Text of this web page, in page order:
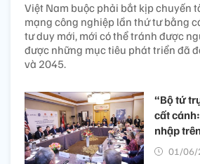
Việt Nam buộc phải bắt kịp chuyến
mạng công nghiệp lần thứ tư bằng
tư duy mới, mới có thể tránh được
được những mục tiêu phát triển đã
và 2045.
“Bộ tứ
cất
nhập
01/06/